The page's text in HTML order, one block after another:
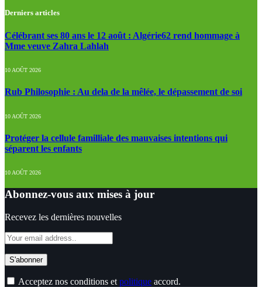
Derniers articles
Célébrant ses 80 ans le 12 août : Algérie62 rend hommage à
Mme veuve Zahra Lahlah
10 AOÛT 2026
Rub Philosophie : Au dela de la mêlée, le dépassement de soi
10 AOÛT 2026
Protéger la cellule familliale des mauvaises intentions qui
séparent les enfants
10 AOÛT 2026
Abonnez-vous aux mises à jour
Recevez les dernières nouvelles
Acceptez nos conditions et politique accord.